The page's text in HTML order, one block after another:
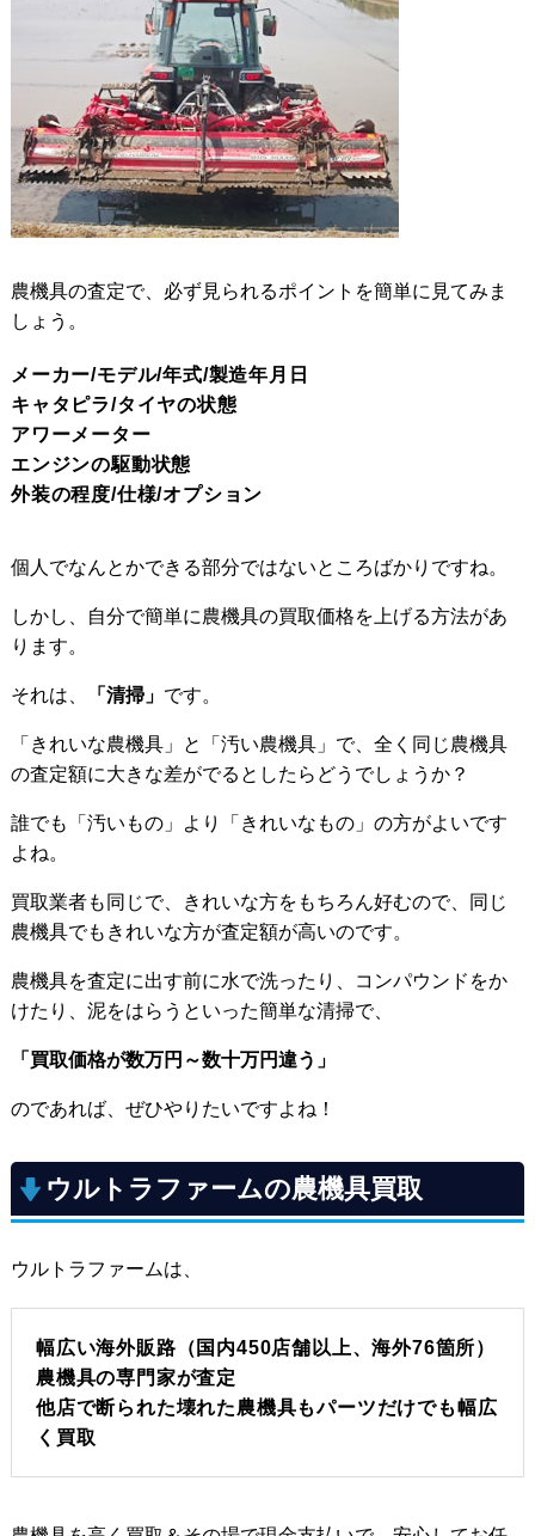
農機具の査定で、必ず見られるポイントを簡単に見てみま
しょう。
メーカー/モデル/年式/製造年月日
キャタピラ/タイヤの状態
アワーメーター
エンジンの駆動状態
外装の程度/仕様/オプション
個人でなんとかできる部分ではないところばかりですね。
しかし、自分で簡単に農機具の買取価格を上げる方法があ
ります。
それは、 「清掃」 です。
「きれいな農機具」と「汚い農機具」で、全く同じ農機具
の査定額に大きな差がでるとしたらどうでしょうか？
誰でも「汚いもの」より「きれいなもの」の方がよいです
よね。
買取業者も同じで、きれいな方をもちろん好むので、同じ
農機具でもきれいな方が査定額が高いのです。
農機具を査定に出す前に水で洗ったり、コンパウンドをか
けたり、泥をはらうといった簡単な清掃で、
「買取価格が数万円～数十万円違う」
のであれば、ぜひやりたいですよね！
ウルトラファームの農機具買取
ウルトラファームは、
幅広い海外販路（国内450店舗以上、海外76箇所）
農機具の専門家が査定
他店で断られた壊れた農機具もパーツだけでも幅広
く買取